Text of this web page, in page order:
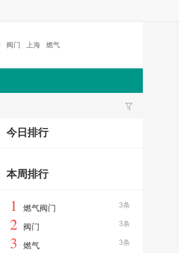
阀门 上海 燃气
今日排行
本周排行
3条
1 燃气阀门
3条
2 阀门
3条
3 燃气